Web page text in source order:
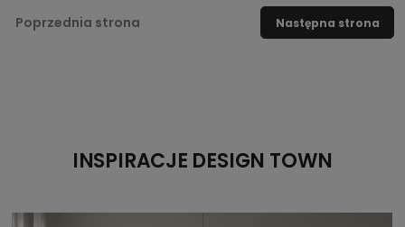
Poprzednia strona Następna strona
INSPIRACJE DESIGN TOWN